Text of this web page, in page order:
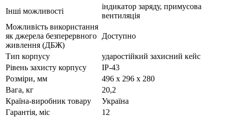
Інші можливості
індикатор заряду, примусова
вентиляція
Можливість використання
як джерела безперервного
живлення (ДБЖ)
Доступно
Тип корпусу
ударостійкий захисний кейс
Рівень захисту корпусу
IP-43
Розміри, мм
496 x 296 x 280
Вага, кг
20,2
Країна-виробник товару
Україна
Гарантія, міс
12